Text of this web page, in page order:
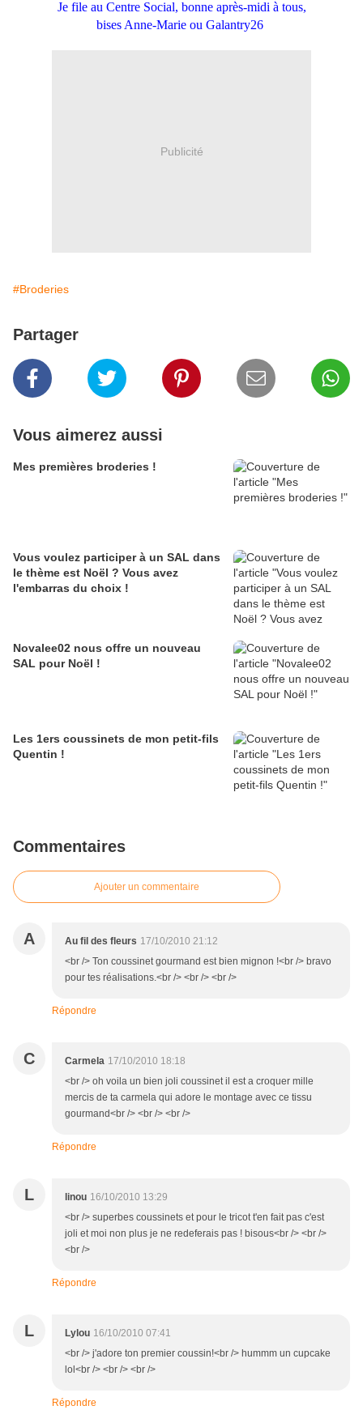
Je file au Centre Social, bonne après-midi à tous,
bises Anne-Marie ou Galantry26
Publicité
#Broderies
Partager
Vous aimerez aussi
Mes premières broderies !
Vous voulez participer à un SAL dans
le thème est Noël ? Vous avez
l'embarras du choix !
Novalee02 nous offre un nouveau
SAL pour Noël !
Les 1ers coussinets de mon petit-fils
Quentin !
Commentaires
Ajouter un commentaire
A Au fil des fleurs 17/10/2010 21:12
<br /> Ton coussinet gourmand est bien mignon !<br /> bravo
pour tes réalisations.<br /> <br /> <br />
Répondre
C Carmela 17/10/2010 18:18
<br /> oh voila un bien joli coussinet il est a croquer mille
mercis de ta carmela qui adore le montage avec ce tissu
gourmand<br /> <br /> <br />
Répondre
L linou 16/10/2010 13:29
<br /> superbes coussinets et pour le tricot t'en fait pas c'est
joli et moi non plus je ne redeferais pas ! bisous<br /> <br />
<br />
Répondre
L Lylou 16/10/2010 07:41
<br /> j'adore ton premier coussin!<br /> hummm un cupcake
lol<br /> <br /> <br />
Répondre